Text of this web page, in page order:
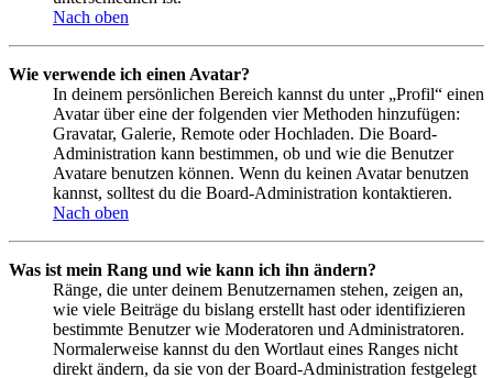
Nach oben
Wie verwende ich einen Avatar?
In deinem persönlichen Bereich kannst du unter „Profil“ einen
Avatar über eine der folgenden vier Methoden hinzufügen:
Gravatar, Galerie, Remote oder Hochladen. Die Board-
Administration kann bestimmen, ob und wie die Benutzer
Avatare benutzen können. Wenn du keinen Avatar benutzen
kannst, solltest du die Board-Administration kontaktieren.
Nach oben
Was ist mein Rang und wie kann ich ihn ändern?
Ränge, die unter deinem Benutzernamen stehen, zeigen an,
wie viele Beiträge du bislang erstellt hast oder identifizieren
bestimmte Benutzer wie Moderatoren und Administratoren.
Normalerweise kannst du den Wortlaut eines Ranges nicht
direkt ändern, da sie von der Board-Administration festgelegt